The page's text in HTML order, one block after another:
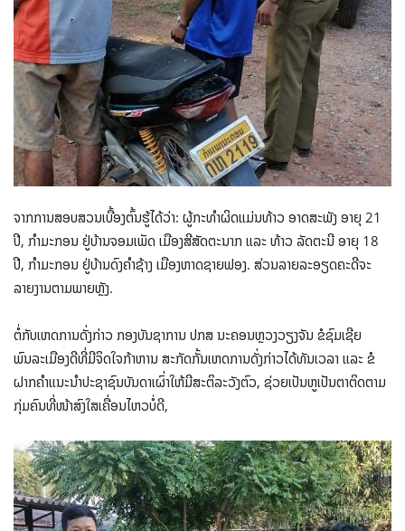
ຈາກການສອບສວນເບື້ອງຕົ້ນຮູ້ໄດ້ວ່າ: ຜູ້ກະທຳຜິດແມ່ນທ້າວ ອາດສະພັງ ອາຍຸ 21
ປີ, ກຳມະກອນ ຢູ່ບ້ານຈອມເພັດ ເມືອງສີສັດຕະນາກ ແລະ ທ້າວ ລັດຕະນີ ອາຍຸ 18
ປີ, ກຳມະກອນ ຢູ່ບ້ານດົງຄຳຊ້າງ ເມືອງຫາດຊາຍຟອງ. ສ່ວນລາຍລະອຽດຄະດີຈະ
ລາຍງານຕາມພາຍຫຼັງ.
ຕໍ່ກັບເຫດການດັ່ງກ່າວ ກອງບັນຊາການ ປກສ ນະຄອນຫຼວງວຽງຈັນ ຂໍຊົມເຊີຍ
ພົນລະເມືອງດີທີ່ມີຈິດໃຈກ້າຫານ ສະກັດກັ້ນເຫດການດັ່ງກ່າວໄດ້ທັນເວລາ ແລະ ຂໍ
ຝາກຄຳແນະນຳປະຊາຊົນບັນດາເຜົ່າໃຫ້ມີສະຕິລະວັງຕົວ, ຊ່ວຍເປັນຫູເປັນຕາຕິດຕາມ
ກຸ່ມຄົນທີ່ໜ້າສົງໃສເຄື່ອນໄຫວບໍ່ດີ,